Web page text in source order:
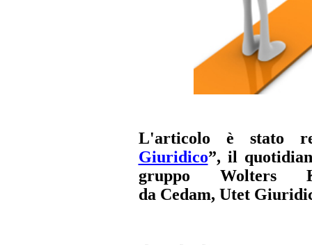
L'articolo è stato
Giuridico”, il
gruppo
da Cedam, Utet